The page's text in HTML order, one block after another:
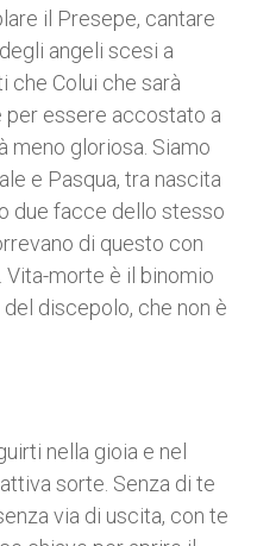
il Presepe, cantare
angeli scesi a
che Colui che sarà
per essere accostato a
meno gloriosa. Siamo
e Pasqua, tra nascita
due facce dello stesso
di questo con
Vita-morte è il binomio
discepolo, che non è
nella gioia e nel
sorte. Senza di te
via di uscita, con te